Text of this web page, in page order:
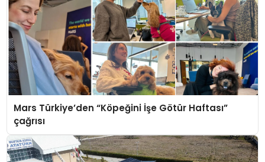
Mars Türkiye’den “Köpeğini İşe Götür Haftası”
çağrısı